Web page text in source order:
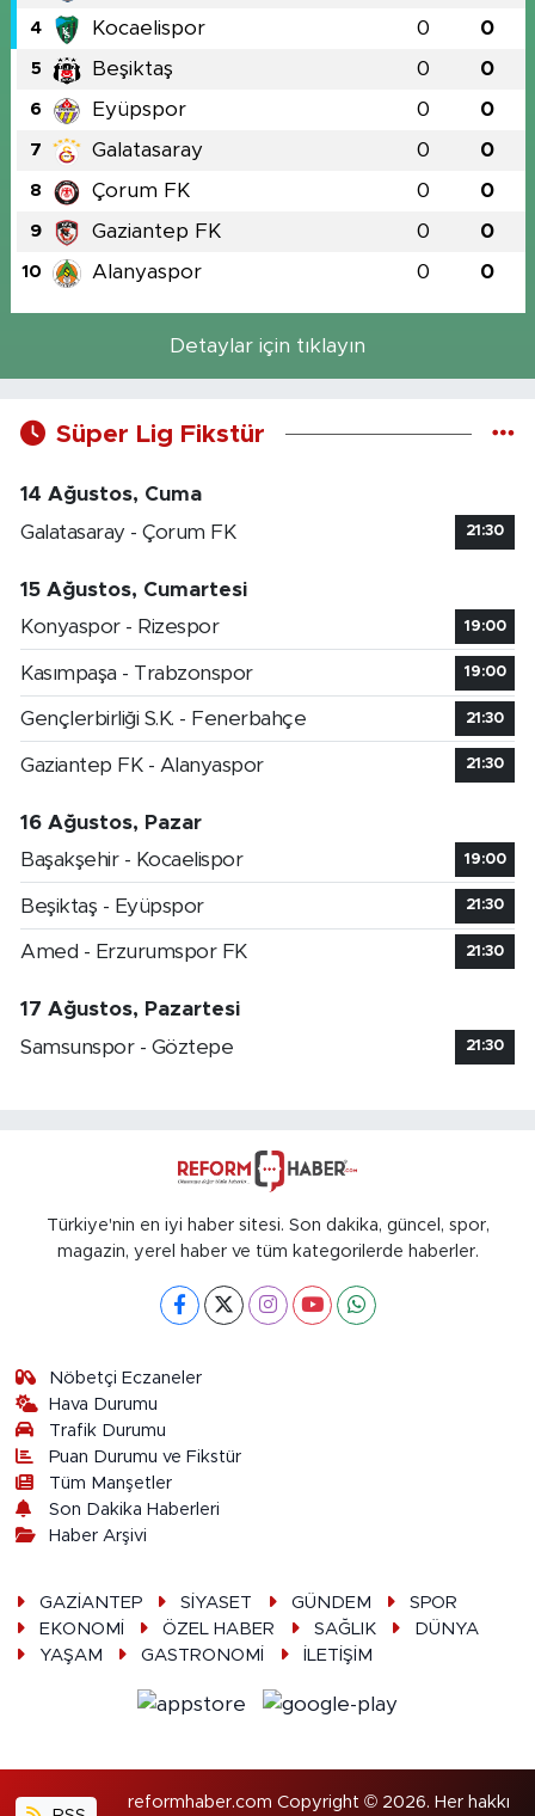
4 Kocaelispor 0 0
5 Beşiktaş 0 0
6 Eyüpspor 0 0
7 Galatasaray 0 0
8 Çorum FK 0 0
9 Gaziantep FK 0 0
10 Alanyaspor 0 0
Detaylar için tıklayın
Süper Lig Fikstür
14 Ağustos, Cuma
Galatasaray - Çorum FK
21:30
15 Ağustos, Cumartesi
Konyaspor - Rizespor
19:00
Kasımpaşa - Trabzonspor 19:00
Gençlerbirliği S.K. - Fenerbahçe 21:30
Gaziantep FK - Alanyaspor 21:30
16 Ağustos, Pazar
Başakşehir - Kocaelispor
19:00
Beşiktaş - Eyüpspor 21:30
Amed - Erzurumspor FK 21:30
17 Ağustos, Pazartesi
Samsunspor - Göztepe
21:30
Türkiye'nin en iyi haber sitesi. Son dakika, güncel, spor,
magazin, yerel haber ve tüm kategorilerde haberler.
Nöbetçi Eczaneler
Hava Durumu
Trafik Durumu
Puan Durumu ve Fikstür
Tüm Manşetler
Son Dakika Haberleri
Haber Arşivi
GAZİANTEP SİYASET GÜNDEM
SPOR
EKONOMİ
ÖZEL HABER SAĞLIK
DÜNYA
YAŞAM
GASTRONOMİ İLETİŞİM
reformhaber.com Copyright © 2026. Her hakkı